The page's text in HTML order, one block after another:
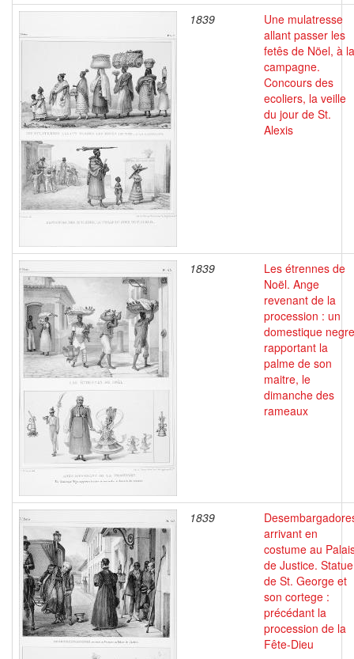
1839
Une mulatresse
allant passer les
fetês de Nöel, à la
campagne.
Concours des
ecoliers, la veille
du jour de St.
Alexis
1839
Les étrennes de
Noël. Ange
revenant de la
procession : un
domestique negre
rapportant la
palme de son
maitre, le
dimanche des
rameaux
1839
arrivant en
costume au
de Justice. Statue
de St. George et
son cortege :
précédant la
procession de la
Fête-Dieu